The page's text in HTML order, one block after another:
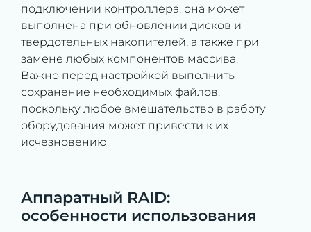
подключении контроллера, она может
выполнена при обновлении дисков и
твердотельных накопителей, а также при
замене любых компонентов массива.
Важно перед настройкой выполнить
сохранение необходимых файлов,
поскольку любое вмешательство в работу
оборудования может привести к их
исчезновению.
Аппаратный RAID:
особенности использования